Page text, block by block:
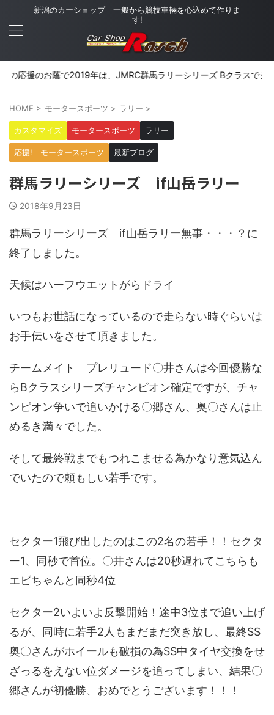
新潟のカーショップ 一般から競技車輛を心込めて作りま
す!
のお蔭で2019年は、JMRC群馬ラリーシリーズ Bクラスでシリーズ
HOME > モータースポーツ > ラリー >
カスタマイズ モータースポーツ ラリー
応援! モータースポーツ 最新ブログ
群馬ラリーシリーズ if山岳ラリー
2018年9月23日
群馬ラリーシリーズ if山岳ラリー無事・・・？に
終了しました。
天候はハーフウエットがらドライ
いつもお世話になっているので走らない時ぐらいは
お手伝いをさせて頂きました。
チームメイト プレリュード〇井さんは今回優勝な
らBクラスシリーズチャンピオン確定ですが、チャ
ンピオン争いで追いかける〇郷さん、奥〇さんは止
めるき満々でした。
そして最終戦までもつれこませる為かなり意気込ん
でいたので頼もしい若手です。
セクター1飛び出したのはこの2名の若手！！セクタ
ー1、同秒で首位。〇井さんは20秒遅れてこちらも
エビちゃんと同秒4位
セクター2いよいよ反撃開始！途中3位まで追い上げ
るが、同時に若手2人もまだまだ突き放し、最終SS
奥〇さんがホイールも破損の為SS中タイヤ交換をせ
ざっるをえない位ダメージを追ってしまい、結果〇
郷さんが初優勝、おめでとうございます！！！